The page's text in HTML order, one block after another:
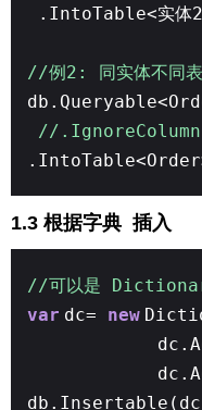
.IntoTable<实体
//例2: 同实体不
//
1.3 根据字典 插入
//可以是
var dc= new